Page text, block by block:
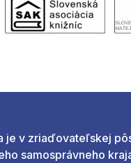
je v zriaďovateľskej
samosprávneho